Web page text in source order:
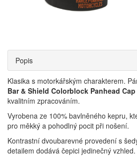
Popis
Klasika s motorkářským charakterem.
Bar & Shield Colorblock Panhead Cap
kvalitním zpracováním.
Vyrobena ze 100% bavlněného kepru,
pro měkký a pohodlný pocit při nošení.
Kontrastní dvoubarevné provedení s
detailem dodává čepici jedinečný vzhled.